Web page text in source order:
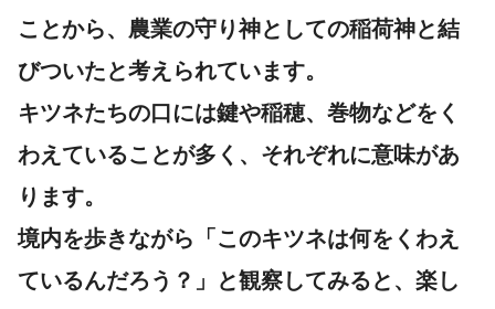
ことから、農業の守り神としての稲荷神と結
びついたと考えられています。
キツネたちの口には鍵や稲穂、巻物などをく
わえていることが多く、それぞれに意味があ
ります。
境内を歩きながら「このキツネは何をくわえ
ているんだろう？」と観察してみると、楽し